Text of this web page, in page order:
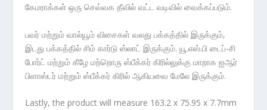
கேமராக்கள் ஒரு செவ்வக தீவில் வட்ட வடிவில் வைக்கப்படும்.
பவர் மற்றும் வால்யூம் விசைகள் வலது பக்கத்தில் இருக்கும்,
இடது பக்கத்தில் சிம் கார்டு ஸ்லாட் இருக்கும். யூ.எஸ்.பி டைப்-சி
போர்ட் மற்றும் கீழே மற்றொரு ஸ்பீக்கர் கிரில்லுக்கு மாறாக ஐஆர்
பிளாஸ்டர் மற்றும் ஸ்பீக்கர் கிரில் ஆகியவை மேலே இருக்கும்.
Lastly, the product will measure 163.2 x 75.95 x 7.7mm